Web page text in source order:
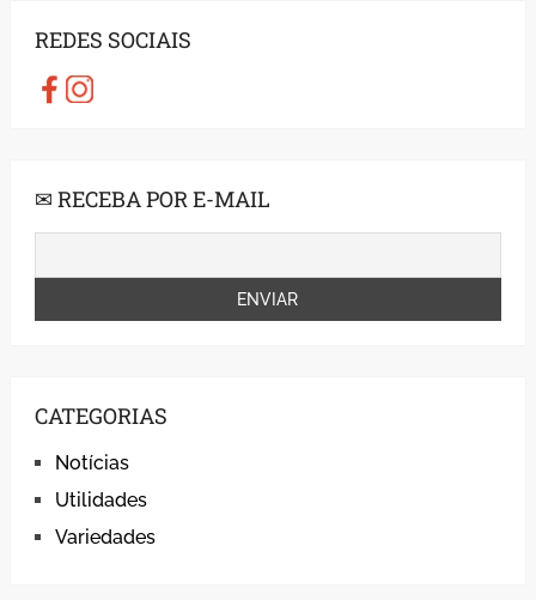
REDES SOCIAIS
✉ RECEBA POR E-MAIL
CATEGORIAS
Notícias
Utilidades
Variedades